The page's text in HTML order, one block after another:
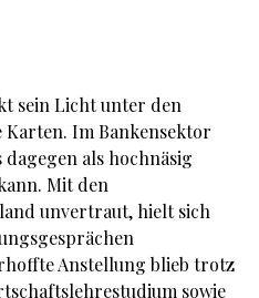
sein Licht unter den
Im Bankensektor
als hochnäsig
Mit den
unvertraut, hielt sich
Anstellung blieb trotz
sowie